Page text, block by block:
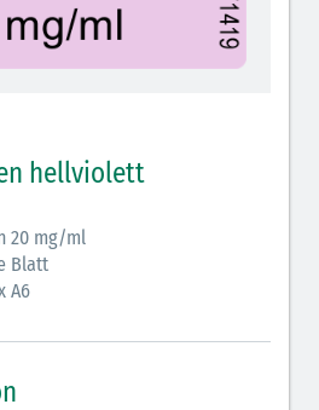
schraffiert)
hellviolett
20 mg/ml
Blatt
A6